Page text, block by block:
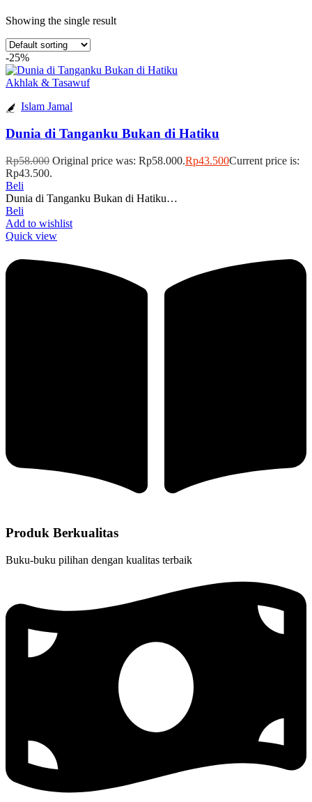
Showing the single result
-25%
Akhlak & Tasawuf
Islam Jamal
Dunia di Tanganku Bukan di Hatiku
Rp58.000 Original price was: Rp58.000.Rp43.500Current price is:
Rp43.500.
Beli
Dunia di Tanganku Bukan di Hatiku…
Beli
Add to wishlist
Quick view
Produk Berkualitas
Buku-buku pilihan dengan kualitas terbaik